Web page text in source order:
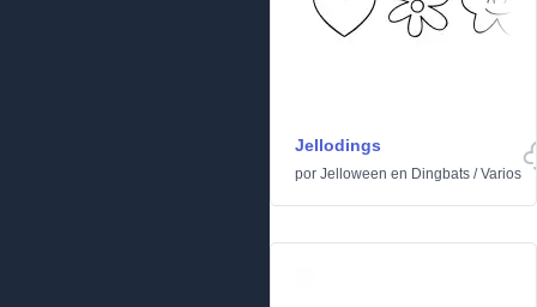
Jellodings
por Jelloween en Dingbats /Varios